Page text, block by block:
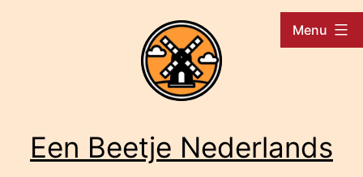
Een Beetje Nederlands
Menu